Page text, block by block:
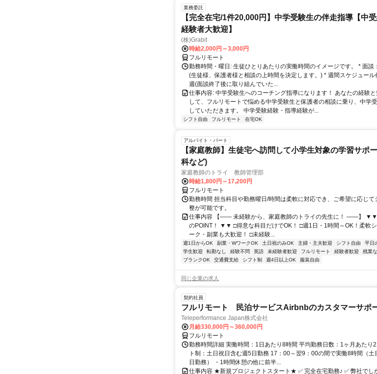
業務委託
【完全在宅/1件20,000円】中学受験生の伴走指導【中
経験者大歓迎】
(株)Grabit
時給2,000円～3,000円
フルリモート
勤務時間・曜日: 生徒ひとりあたりの実働時間のイメージです。 * 面談
(生徒様、保護者様と相談の上時間を決定します。) * 週間スケジュール
週(面談終了後に取り組んでいた...
仕事内容: 中学受験生へのコーチング指導になります！ あなたの経験
して、フルリモートで悩める中学受験生と保護者の相談に乗り、中学
していただきます。 中学受験経験・指導経験が...
シフト自由 フルリモート 在宅OK
アルバイト・パート
【家庭教師】生徒宅へ訪問して小学生対象の学習サポ
科など)
家庭教師のトライ 教師管理部
時給1,800円～17,200円
フルリモート
勤務時間 担当科目や勤務曜日/時間は柔軟に対応でき、ご希望に応じて
整が可能です。
仕事内容 【―― 未経験から、家庭教師のトライの先生に！ ――】 ▼▼
のPOINT！ ▼▼ □得意な科目だけでOK！ □週1日・1時間～OK！柔軟
ーク・副業も大歓迎！ □未経験...
週1日からOK 副業・WワークOK 土日祝のみOK 主婦・主夫歓迎 シフト自由
平日
学生歓迎
転勤なし 経験不問 英語 未経験者歓迎 フルリモート 経験者歓迎 残業な
ブランクOK
交通費支給 シフト制 週4日以上OK 服装自由
同じ企業の求人
契約社員
フルリモート 民泊サービスAirbnbのカスタマーサポ
Teleperformance Japan株式会社
月給330,000円～360,000円
フルリモート
勤務時間詳細 実働時間：1日あたり8時間 平均勤務日数：1ヶ月あたり
ト制：土日祝日含む週5日勤務 17：00～翌9：00の間で実働8時間（土
日勤務） ・1時間休憩の他に前半...
仕事内容 ★新規プロジェクトスタート★ ✅ 完全在宅勤務♪ ✅ 弊社でし